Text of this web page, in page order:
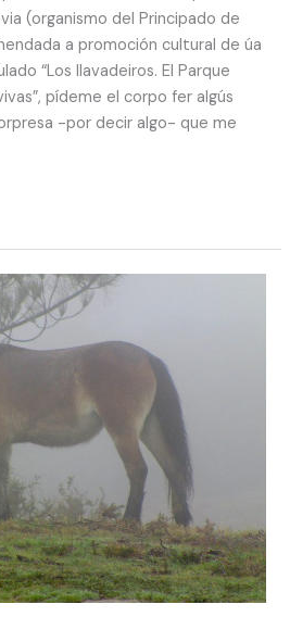
(organismo del Principado de
a promoción cultural de úa
“Los llavadeiros. El Parque
pídeme el corpo fer algús
-por decir algo- que me